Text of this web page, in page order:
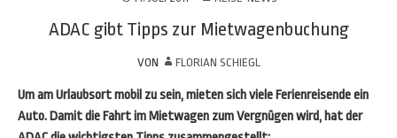
ADAC gibt Tipps zur Mietwagenbuchung
VON FLORIAN SCHIEGL
Um am Urlaubsort mobil zu sein, mieten sich viele Ferienreisende ein
Auto. Damit die Fahrt im Mietwagen zum Vergnügen wird, hat der